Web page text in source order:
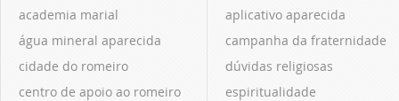
academia marial
água mineral aparecida
cidade do romeiro
centro de apoio ao romeiro
aplicativo aparecida
campanha da fraternidade
dúvidas religiosas
espiritualidade